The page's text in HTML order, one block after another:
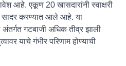
आहे. एकूण 20 खासदारांनी स्वाक्षरी
सादर करण्यात आले आहे. या
गटबाजी अधिक तीव्र झाली
याचे गंभीर परिणाम होण्याची